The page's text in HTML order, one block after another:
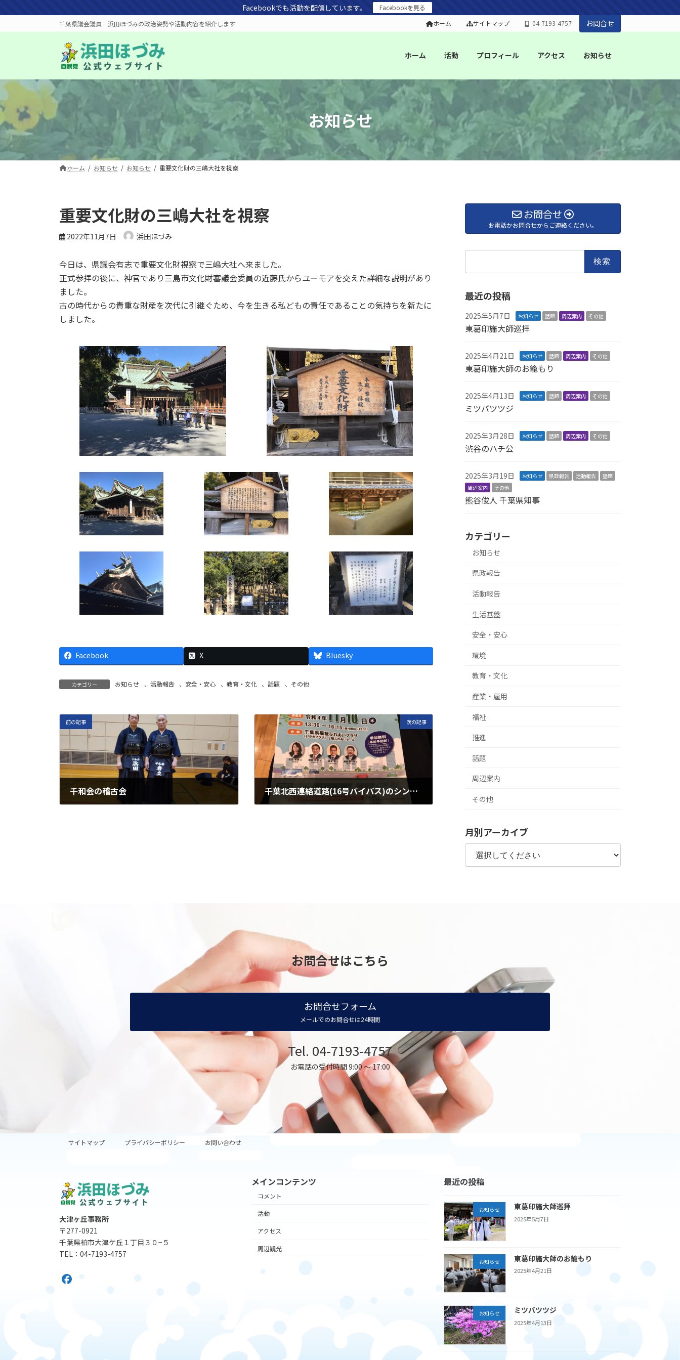
ン
テ
ス
キ
ッ
プ
ビ
ゲ
ン
に
移
動
Facebookでも活動を配信しています。
Facebookを見る
千葉県議会議員 浜田ほづみの政治姿勢や活動内容を紹介します
ホーム サイトマップ 04-7193-4757 お問合せ
ホーム 活動 プロフィール アクセス お知らせ
お知らせ
ホーム お知らせ お知らせ 重要文化財の三嶋大社を視察
重要文化財の三嶋大社を視察
2022年11月7日 浜田ほづみ
今日は、県議会有志で重要文化財視察で三嶋大社へ来ました。
正式参拝の後に、神官であり三島市文化財審議会委員の近藤氏からユーモアを交えた詳細な説明があり
ました。
古の時代からの貴重な財産を次代に引継ぐため、今を生きる私どもの責任であることの気持ちを新たに
しました。
Facebook X Bluesky
カテゴリー お知らせ 、 活動報告 、 安全・安心 、 教育・文化 、話題 、 その他
前の記事
千和会の稽古会
次の記事
千葉北西連絡道路(16号バイパス)のシンポジュウム
お問合せ
お電話かお問合せからご連絡ください。
最近の投稿
2025年5月7日 お知らせ 話題 周辺案内 その他
東葛印旛大師巡拝
2025年4月21日 お知らせ 話題 周辺案内 その他
東葛印旛大師のお籠もり
2025年4月13日 お知らせ 話題 周辺案内 その他
ミツバツツジ
2025年3月28日 お知らせ 話題 周辺案内 その他
渋谷のハチ公
2025年3月19日 お知らせ 県政報告 活動報告
話題
周辺案内
その他
熊谷俊人 千葉県知事
カテゴリー
お知らせ
県政報告
活動報告
生活基盤
安全・安心
環境
教育・文化
産業・雇用
福祉
推進
話題
周辺案内
その他
月別アーカイブ
お問合せはこちら
お問合せフォーム
メールでのお問合せは24時間
Tel. 04-7193-4757
お電話の受付時間 9:00 ～ 17:00
サイトマップ プライバシーポリシー お問い合わせ
大津ヶ丘事務所
〒277-0921
千葉県柏市大津ケ丘１丁目３０−５
TEL：04-7193-4757
メインコンテンツ
コメント
活動
アクセス
周辺観光
最近の投稿
お知らせ 東葛印旛大師巡拝
2025年5月7日
お知らせ 東葛印旛大師のお籠もり
2025年4月21日
お知らせ ミツバツツジ
2025年4月13日